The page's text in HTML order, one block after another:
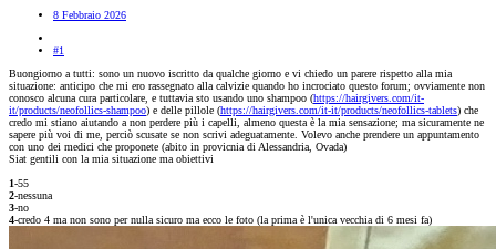
8 Febbraio 2026
#1
Buongiorno a tutti: sono un nuovo iscritto da qualche giorno e vi chiedo un parere rispetto alla mia
situazione: anticipo che mi ero rassegnato alla calvizie quando ho incrociato questo forum; ovviamente non
conosco alcuna cura particolare, e tuttavia sto usando uno shampoo (https://hairgivers.com/it-
it/products/neofollics-shampoo) e delle pillole (https://hairgivers.com/it-it/products/neofollics-tablets) che
credo mi stiano aiutando a non perdere più i capelli, almeno questa è la mia sensazione; ma sicuramente ne
sapere più voi di me, perciò scusate se non scrivi adeguatamente. Volevo anche prendere un appuntamento
con uno dei medici che proponete (abito in provicnia di Alessandria, Ovada)
Siat gentili con la mia situazione ma obiettivi
1-55
2-nessuna
3-no
4-credo 4 ma non sono per nulla sicuro ma ecco le foto (la prima è l'unica vecchia di 6 mesi fa)